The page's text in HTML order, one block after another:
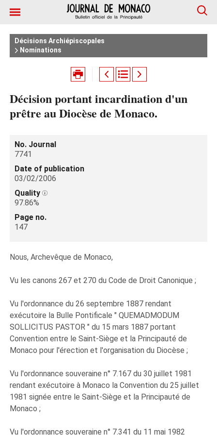
Décisions Archiépiscopales
Nominations
Décision portant incardination d'un
prêtre au Diocèse de Monaco.
No. Journal
7741
Date of publication
03/02/2006
Quality
97.86%
Page no.
147
Nous, Archevêque de Monaco,
Vu les canons 267 et 270 du Code de Droit Canonique ;
Vu l'ordonnance du 26 septembre 1887 rendant
exécutoire la Bulle Pontificale " QUEMADMODUM
SOLLICITUS PASTOR " du 15 mars 1887 portant
Convention entre le Saint-Siège et la Principauté de
Monaco pour l'érection et l'organisation du Diocèse ;
Vu l'ordonnance souveraine n° 7.167 du 30 juillet 1981
rendant exécutoire à Monaco la Convention du 25 juillet
1981 signée entre le Saint-Siège et la Principauté de
Monaco ;
Vu l'ordonnance souveraine n° 7.341 du 11 mai 1982